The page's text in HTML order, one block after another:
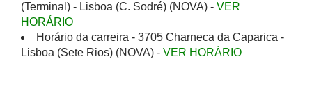
(Terminal) - Lisboa (C. Sodré) (NOVA) - VER
HORÁRIO
Horário da carreira - 3705 Charneca da Caparica -
Lisboa (Sete Rios) (NOVA) - VER HORÁRIO